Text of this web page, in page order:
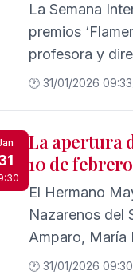
La Semana
premios
profesora y
Carmen Avilés,
🕐 31/01/2026 09:33
La apertura
10 de
El Hermano
Nazarenos del
Amparo, María
hermanos y
🕐 31/01/2026 09:30